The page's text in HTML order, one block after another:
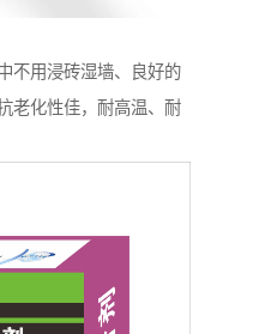
不用浸砖湿墙、良好的
老化性佳，耐高温、耐